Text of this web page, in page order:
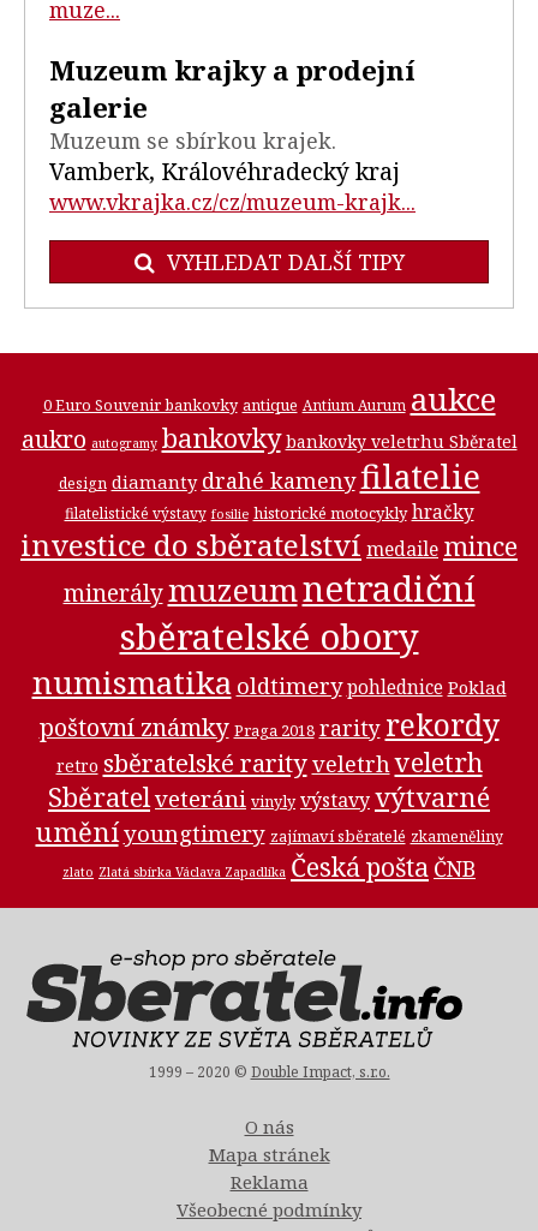
muze...
Muzeum krajky a prodejní
galerie
Muzeum se sbírkou krajek.
Vamberk, Královéhradecký kraj
www.vkrajka.cz/cz/muzeum-krajk...
VYHLEDAT DALŠÍ TIPY
0 Euro Souvenir bankovky antique Antium Aurum aukce
aukro autogramy bankovky bankovky veletrhu Sběratel
design diamanty drahé kamenyfilatelie
filatelistické výstavy fosilie historické motocykly hračky
investice do sběratelství medaile mince
minerálymuzeumnetradiční
sběratelské obory
numismatika oldtimery pohlednice Poklad
poštovní známky Praga 2018 rarity rekordy
retro sběratelské rarityveletrhveletrh
Sběratelveteráni vinyly výstavyvýtvarné
uměníyoungtimery zajímaví sběratelé zkameněliny
zlato Zlatá sbírka Václava Zapadlíka Česká pošta ČNB
1999 – 2020 © Double Impact, s.r.o.
O nás
Mapa stránek
Reklama
Všeobecné podmínky